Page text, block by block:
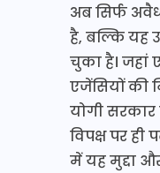
अब सिर्फ
है, बल्कि यह
चुका है।
एजेंसियों की
योगी
विपक्ष पर
में यह मुद्दा